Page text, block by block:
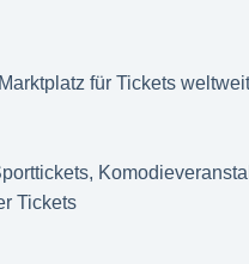
für Tickets weltweit
Tickets